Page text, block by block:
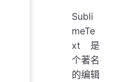
Subli
meTe
xt 是
个著名
的编辑